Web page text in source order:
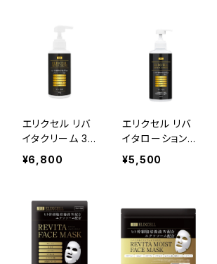
エリクセル リバ
イタクリーム 30
0g
¥6,800
エリクセル リバ
イタローション 5
00ml
¥5,500